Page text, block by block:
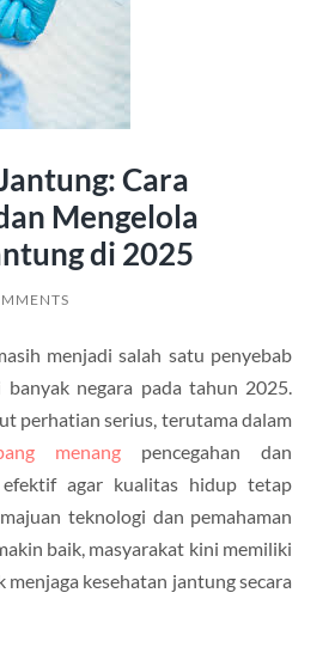
Cara
Mengelola
di 2025
menjadi salah satu penyebab
negara pada tahun 2025.
perhatian serius, terutama dalam
menang pencegahan dan
efektif agar kualitas hidup tetap
teknologi dan pemahaman
baik, masyarakat kini memiliki
menjaga kesehatan jantung secara